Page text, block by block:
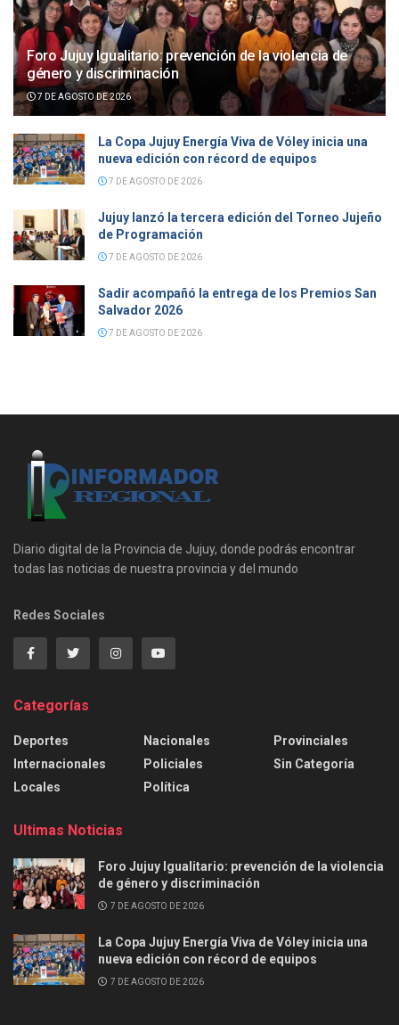
Foro Jujuy Igualitario: prevención de la violencia de
género y discriminación
7 DE AGOSTO DE 2026
La Copa Jujuy Energía Viva de Vóley inicia una
nueva edición con récord de equipos
7 DE AGOSTO DE 2026
Jujuy lanzó la tercera edición del Torneo Jujeño
de Programación
7 DE AGOSTO DE 2026
Sadir acompañó la entrega de los Premios San
Salvador 2026
7 DE AGOSTO DE 2026
Diario digital de la Provincia de Jujuy, donde podrás encontrar
todas las noticias de nuestra provincia y del mundo
Redes Sociales
Categorías
Deportes
Internacionales
Locales
Nacionales
Policiales
Política
Provinciales
Sin Categoría
Ultimas Noticias
Foro Jujuy Igualitario: prevención de la violencia
de género y discriminación
7 DE AGOSTO DE 2026
La Copa Jujuy Energía Viva de Vóley inicia una
nueva edición con récord de equipos
7 DE AGOSTO DE 2026